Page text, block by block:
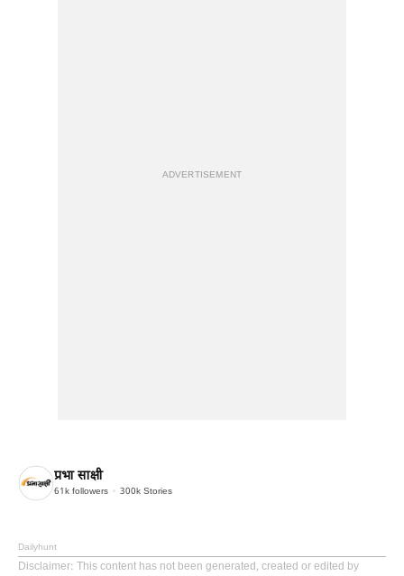
ADVERTISEMENT
प्रभा साक्षी
61k followers 300k Stories
Dailyhunt
Disclaimer: This content has not been generated, created or edited by